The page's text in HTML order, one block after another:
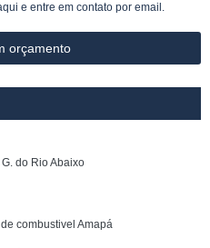
e entre em contato por email.
orçamento
do Rio Abaixo
combustivel Amapá